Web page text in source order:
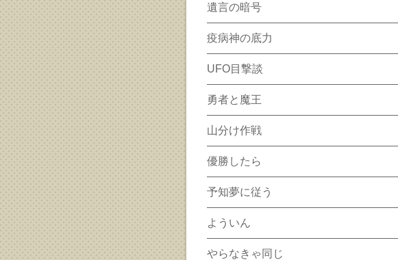
遺言の暗号
疫病神の底力
UFO目撃談
勇者と魔王
山分け作戦
優勝したら
予知夢に従う
よういん
やらなきゃ同じ